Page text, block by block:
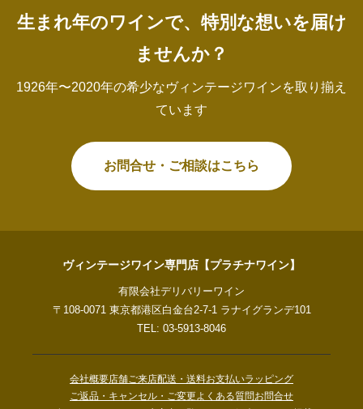
生まれ年のワインで、特別な想いを届け
ませんか？
1926年〜2020年の希少なヴィンテージワインを取り揃え
ています
お問合せ・ご相談はこちら
ヴィンテージワイン専門店【プラチナワイン】
有限会社デリバリーワイン
〒108-0071 東京都港区白金台2-7-1 ラナイグランデ101
TEL: 03-5913-8046
会社概要店舗ご来店配送・送料お支払いラッピング
ご返品・キャンセル・ご変更よくある質問お問合せ